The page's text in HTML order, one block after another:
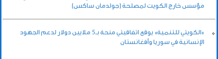
مؤسس خارج الكويت لمصلحة (جولدمان ساكس)
«الكويتي للتنمية» يوقع اتفاقيتي منحة بـ5 ملايين دولار لدعم الجهود
الإنسانية في سوريا وأفغانستان